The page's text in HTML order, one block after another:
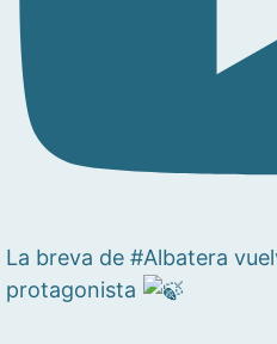
La breva de #Albatera
protagonista